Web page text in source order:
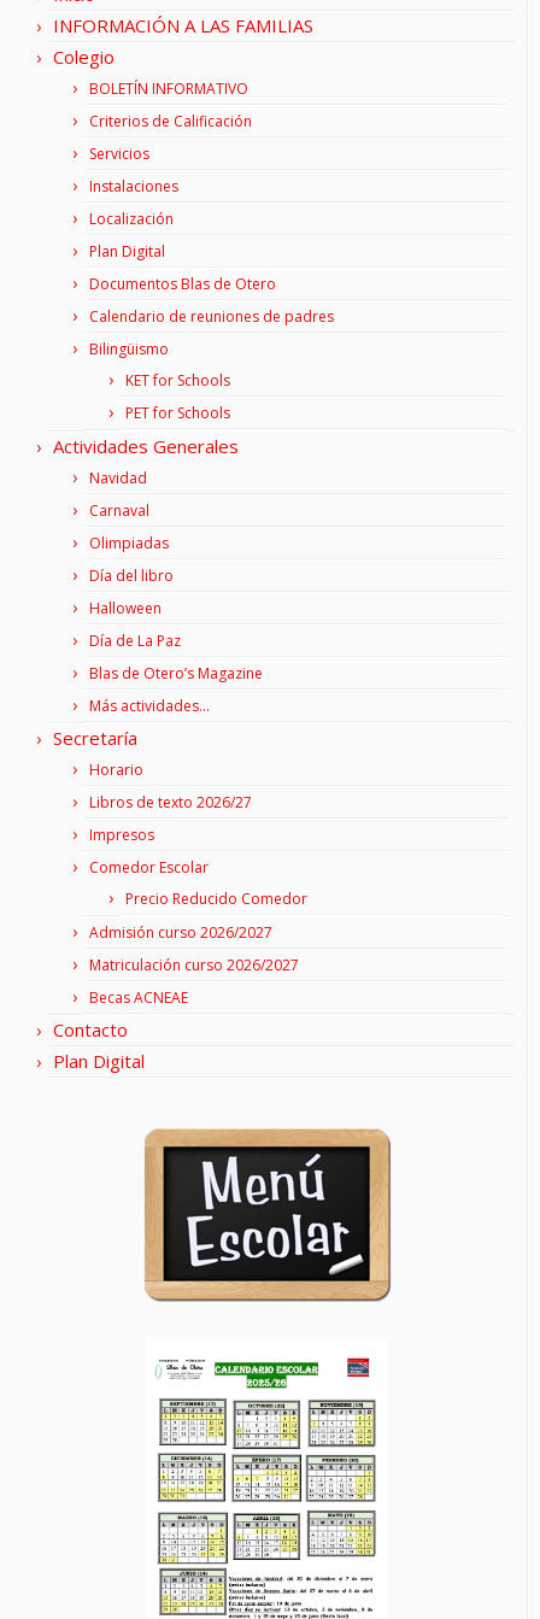
INFORMACIÓN A LAS FAMILIAS
Colegio
BOLETÍN INFORMATIVO
Criterios de Calificación
Servicios
Instalaciones
Localización
Plan Digital
Documentos Blas de Otero
Calendario de reuniones de padres
Bilingüismo
KET for Schools
PET for Schools
Actividades Generales
Navidad
Carnaval
Olimpiadas
Día del libro
Halloween
Día de La Paz
Blas de Otero’s Magazine
Más actividades…
Secretaría
Horario
Libros de texto 2026/27
Impresos
Comedor Escolar
Precio Reducido Comedor
Admisión curso 2026/2027
Matriculación curso 2026/2027
Becas ACNEAE
Contacto
Plan Digital